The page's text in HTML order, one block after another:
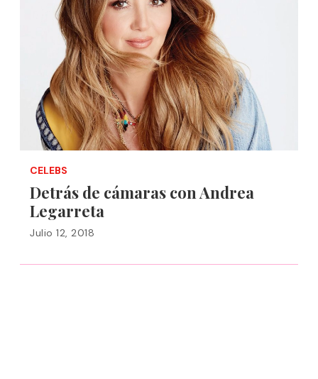
CELEBS
Detrás de cámaras con Andrea
Legarreta
Julio 12, 2018